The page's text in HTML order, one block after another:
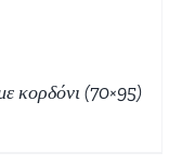
κορδόνι (70×95)